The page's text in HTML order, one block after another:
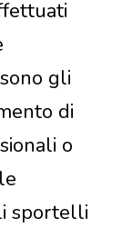
gli
di
o
sportelli